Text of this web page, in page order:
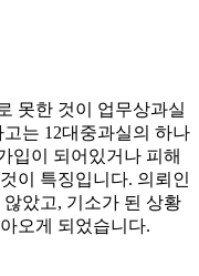
못한 것이 업무상과실
는 12대중과실의 하나
입이 되어있거나 피해
이 특징입니다. 의뢰인
았고, 기소가 된 상황
오게 되었습니다.